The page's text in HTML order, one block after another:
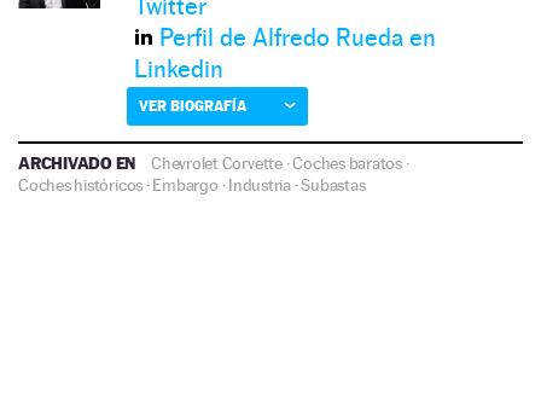
Perfil de Alfredo Rueda en
Linkedin
VER BIOGRAFÍA
ARCHIVADO EN Chevrolet Corvette·Coches baratos·
Coches históricos ·Embargo ·Industria ·Subastas